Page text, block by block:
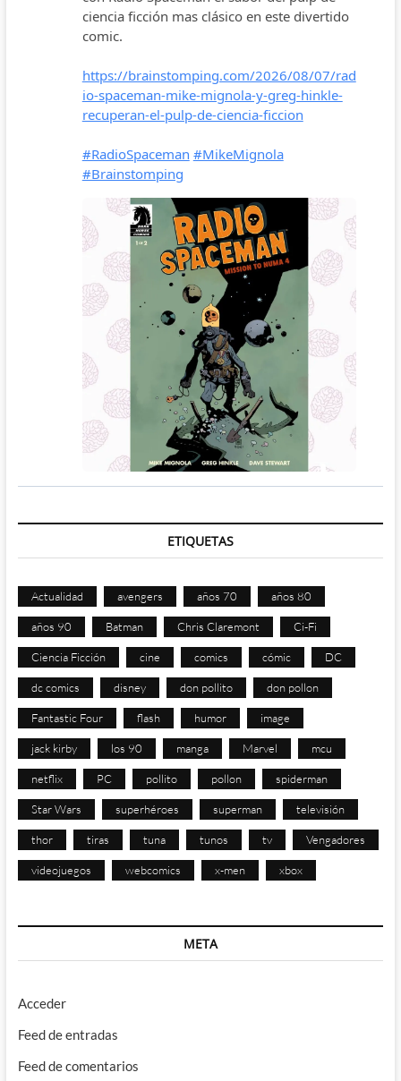
ETIQUETAS
Actualidad avengers años 70 años 80
años 90 Batman Chris Claremont Ci-Fi
Ciencia Ficción cine comics cómic DC
dc comics disney don pollito don pollon
Fantastic Four flash humor image
jack kirby los 90 manga Marvel mcu
netflix PC pollito pollon spiderman
Star Wars superhéroes superman televisión
thor tiras tuna tunos tv Vengadores
videojuegos webcomics x-men xbox
META
Acceder
Feed de entradas
Feed de comentarios